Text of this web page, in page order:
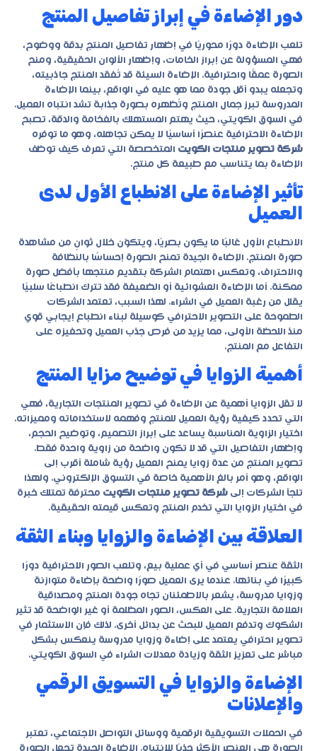
دور الإضاءة في إبراز تفاصيل المنتج
تلعب الإضاءة دورًا محوريًا في إظهار تفاصيل المنتج بدقة ووضوح،
فهي المسؤولة عن إبراز الخامات، وإظهار الألوان الحقيقية، ومنح
الصورة عمقًا واحترافية. الإضاءة السيئة قد تُفقد المنتج جاذبيته،
وتجعله يبدو أقل جودة مما هو عليه في الواقع، بينما الإضاءة
المدروسة تبرز جمال المنتج وتُظهره بصورة جذابة تشد انتباه العميل.
في السوق الكويتي، حيث يهتم المستهلك بالفخامة والدقة، تصبح
الإضاءة الاحترافية عنصرًا أساسيًا لا يمكن تجاهله، وهو ما توفره
شركة تصوير منتجات الكويت المتخصصة التي تعرف كيف توظف
الإضاءة بما يتناسب مع طبيعة كل منتج.
تأثير الإضاءة على الانطباع الأول لدى
العميل
الانطباع الأول غالبًا ما يكون بصريًا، ويتكوّن خلال ثوانٍ من مشاهدة
صورة المنتج. الإضاءة الجيدة تمنح الصورة إحساسًا بالنظافة
والاحتراف، وتعكس اهتمام الشركة بتقديم منتجها بأفضل صورة
ممكنة. أما الإضاءة العشوائية أو الضعيفة فقد تترك انطباعًا سلبيًا
يقلل من رغبة العميل في الشراء. لهذا السبب، تعتمد الشركات
الطموحة على التصوير الاحترافي كوسيلة لبناء انطباع إيجابي قوي
منذ اللحظة الأولى، مما يزيد من فرص جذب العميل وتحفيزه على
التفاعل مع المنتج.
أهمية الزوايا في توضيح مزايا المنتج
لا تقل الزوايا أهمية عن الإضاءة في تصوير المنتجات التجارية، فهي
التي تحدد كيفية رؤية العميل للمنتج وفهمه لاستخداماته ومميزاته.
اختيار الزاوية المناسبة يساعد على إبراز التصميم، وتوضيح الحجم،
وإظهار التفاصيل التي قد لا تكون واضحة من زاوية واحدة فقط.
تصوير المنتج من عدة زوايا يمنح العميل رؤية شاملة أقرب إلى
الواقع، وهو أمر بالغ الأهمية خاصة في التسوق الإلكتروني. ولهذا
تلجأ الشركات إلى شركة تصوير منتجات الكويت محترفة تمتلك خبرة
في اختيار الزوايا التي تخدم المنتج وتعكس قيمته الحقيقية.
العلاقة بين الإضاءة والزوايا وبناء الثقة
الثقة عنصر أساسي في أي عملية بيع، وتلعب الصور الاحترافية دورًا
كبيرًا في بنائها. عندما يرى العميل صورًا واضحة بإضاءة متوازنة
وزوايا مدروسة، يشعر بالاطمئنان تجاه جودة المنتج ومصداقية
العلامة التجارية. على العكس، الصور المظلمة أو غير الواضحة قد تثير
الشكوك وتدفع العميل للبحث عن بدائل أخرى. لذلك فإن الاستثمار في
تصوير احترافي يعتمد على إضاءة وزوايا مدروسة ينعكس بشكل
مباشر على تعزيز الثقة وزيادة معدلات الشراء في السوق الكويتي.
الإضاءة والزوايا في التسويق الرقمي
والإعلانات
في الحملات التسويقية الرقمية ووسائل التواصل الاجتماعي، تعتبر
الصورة هي العنصر الأكثر جذبًا للانتباه. الإضاءة الجيدة تجعل الصورة